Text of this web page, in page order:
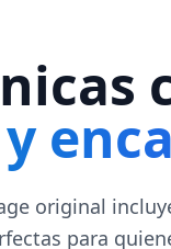
original
para